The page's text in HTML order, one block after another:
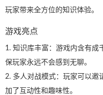
玩家带来全方位的知识体验。
游戏亮点
1. 知识库丰富：游戏内含有成
保玩家永远不会感到无聊。
2. 多人对战模式：玩家可以邀
加了互动性和趣味性。